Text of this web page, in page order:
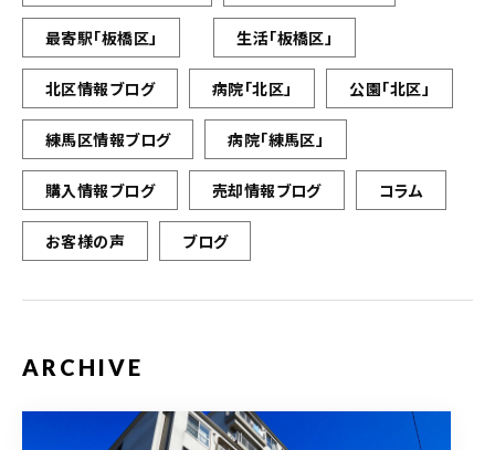
最寄駅「板橋区」 生活「板橋区」
北区情報ブログ 病院「北区」 公園「北区」
練馬区情報ブログ 病院「練馬区」
購入情報ブログ 売却情報ブログ コラム
お客様の声 ブログ
ARCHIVE